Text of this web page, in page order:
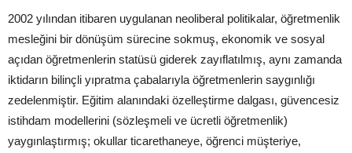
2002 yılından itibaren uygulanan neoliberal politikalar, öğretmenlik
mesleğini bir dönüşüm sürecine sokmuş, ekonomik ve sosyal
açıdan öğretmenlerin statüsü giderek zayıflatılmış, aynı zamanda
iktidarın bilinçli yıpratma çabalarıyla öğretmenlerin saygınlığı
zedelenmiştir. Eğitim alanındaki özelleştirme dalgası, güvencesiz
istihdam modellerini (sözleşmeli ve ücretli öğretmenlik)
yaygınlaştırmış; okullar ticarethaneye, öğrenci müşteriye,